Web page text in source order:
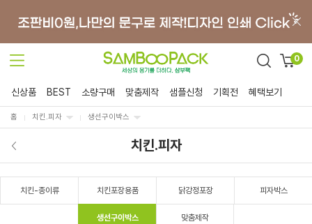
0
신상품 BEST 소량구매 맞춤제작 샘플신청 기획전 혜택보기
홈 치킨.피자 생선구이박스
치킨.피자
치킨-종이류 치킨포장용품 닭강정포장 피자박스
생선구이박스 맞춤제작